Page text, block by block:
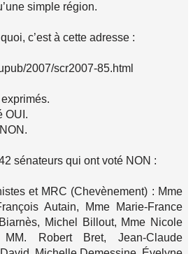
simple région.
c’est à cette adresse :
2007/scr2007-85.html
exprimés.
OUI.
sénateurs qui ont voté NON :
et MRC (Chevènement) : Mme
Autain, Mme Marie-France
Michel Billout, Mme Nicole
MM. Robert Bret, Jean-Claude